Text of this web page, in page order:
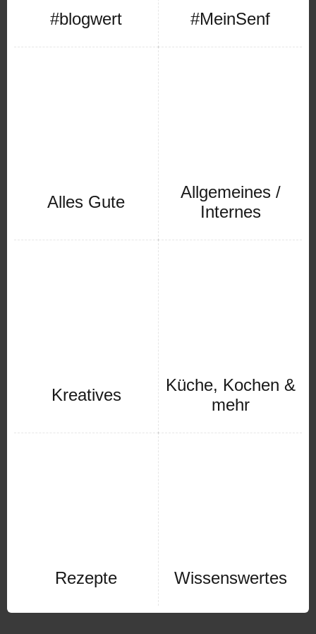
#blogwert #MeinSenf
Alles Gute
Allgemeines /
Internes
Kreatives
Küche, Kochen &
mehr
Rezepte Wissenswertes